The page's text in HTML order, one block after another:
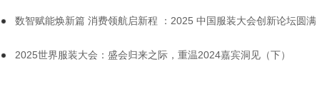
数智赋能焕新篇 消费领航启新程 ：2025 中国服装大会创新论坛圆满举办
2025世界服装大会：盛会归来之际，重温2024嘉宾洞见（下）